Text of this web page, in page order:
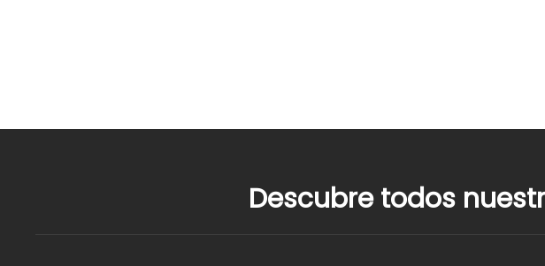
Descubre todos